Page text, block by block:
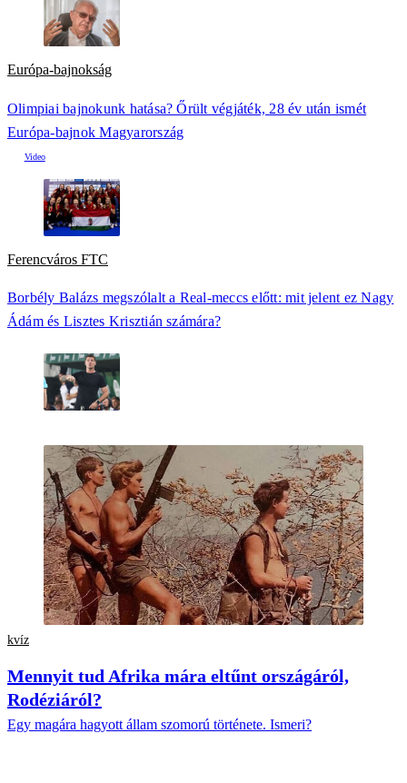
Európa-bajnokság
Olimpiai bajnokunk hatása? Őrült végjáték, 28 év után ismét
Európa-bajnok Magyarország
Ferencváros FTC
Borbély Balázs megszólalt a Real-meccs előtt: mit jelent ez Nagy
Ádám és Lisztes Krisztián számára?
kvíz
Mennyit tud Afrika mára eltűnt országáról,
Rodéziáról?
Egy magára hagyott állam szomorú története. Ismeri?